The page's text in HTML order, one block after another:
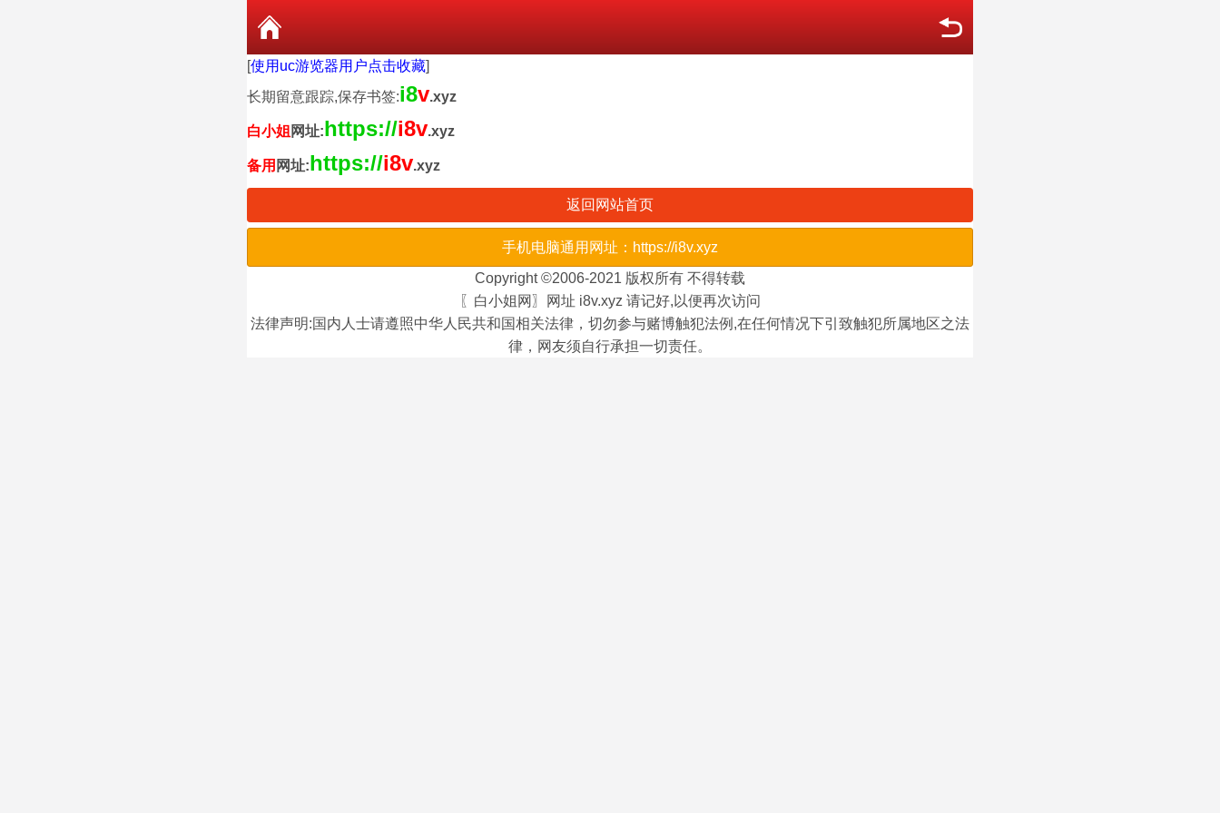
[使用uc游览器用户点击收藏]
长期留意跟踪,保存书签:i8v.xyz
白小姐 网址:https://i8v.xyz
备用 网址:https://i8v.xyz
返回网站首页
手机电脑通用网址：https://i8v.xyz
Copyright ©2006-2021 版权所有 不得转载
〖白小姐网〗网址 i8v.xyz 请记好,以便再次访问
法律声明:国内人士请遵照中华人民共和国相关法律，切勿参与赌博触犯法例,在任何情况下引致触犯所属地区之法
律，网友须自行承担一切责任。